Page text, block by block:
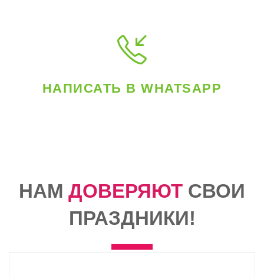
НАПИСАТЬ В WHATSAPP
НАМ ДОВЕРЯЮТ СВОИ
ПРАЗДНИКИ!